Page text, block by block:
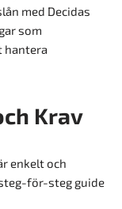
med Decidas
som
hantera
Krav
enkelt och
för-steg guide